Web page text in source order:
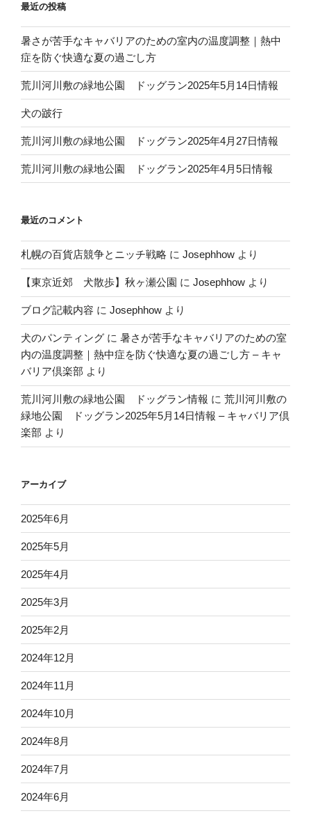
最近の投稿
暑さが苦手なキャバリアのための室内の温度調整｜熱中
症を防ぐ快適な夏の過ごし方
荒川河川敷の緑地公園 ドッグラン2025年5月14日情報
犬の跛行
荒川河川敷の緑地公園 ドッグラン2025年4月27日情報
荒川河川敷の緑地公園 ドッグラン2025年4月5日情報
最近のコメント
札幌の百貨店競争とニッチ戦略 に Josephhow より
【東京近郊 犬散歩】秋ヶ瀬公園 に Josephhow より
ブログ記載内容 に Josephhow より
犬のパンティング に 暑さが苦手なキャバリアのための室
内の温度調整｜熱中症を防ぐ快適な夏の過ごし方 – キャ
バリア倶楽部 より
荒川河川敷の緑地公園 ドッグラン情報 に 荒川河川敷の
緑地公園 ドッグラン2025年5月14日情報 – キャバリア倶
楽部 より
アーカイブ
2025年6月
2025年5月
2025年4月
2025年3月
2025年2月
2024年12月
2024年11月
2024年10月
2024年8月
2024年7月
2024年6月